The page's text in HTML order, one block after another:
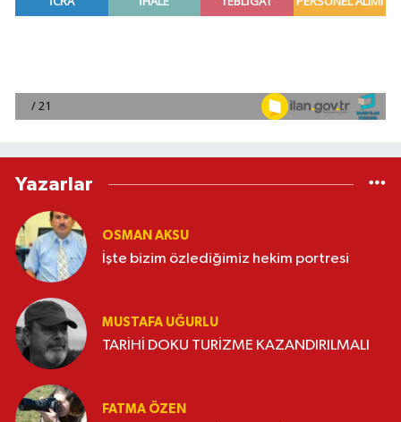
Yazarlar
OSMAN AKSU
İşte bizim özlediğimiz hekim portresi
MUSTAFA UĞURLU
TARİHİ DOKU TURİZME KAZANDIRILMALI
FATMA ÖZEN